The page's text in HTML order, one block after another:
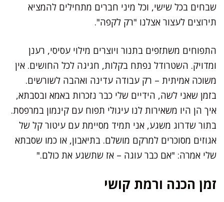
שבחים בכל שישי, וכל מיני חברים מתחילים להמציא
תירוצים לעצור אצלנו "רק לקפה".
התפוחים משתזפים בתנור ויוצרים מילוי עסיסי, רענן
ומדויק. השטרודל נפתח בקלות, חגיגה לכל החושים. אין
משוכה אמיתית – רק עבודה עדינה ואהבה לשורשים.
בזמן שאני לשה, הידיים שלי כבר נזכרות באמא ובסבתא,
איך הן היו משאירות לנו עיגולי תפוח עם קינמון במרפסת.
בתור שדרוג משגע, אני תמיד מסיימת עם עיטור קל של
אגוזים מסוכרים למרקם מושלם. בתיאבון, או כמו שסבתא
שלי אמרה: "אם כבר עוגה – אז שתשגע את כולם."
זמן הכנה ורמת קושי